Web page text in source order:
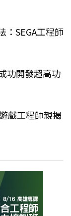
：SEGA工程師
功開發超高功
戲工程師親揭